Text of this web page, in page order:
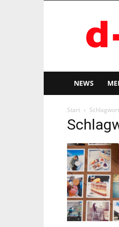
pixx
NEWS
Start